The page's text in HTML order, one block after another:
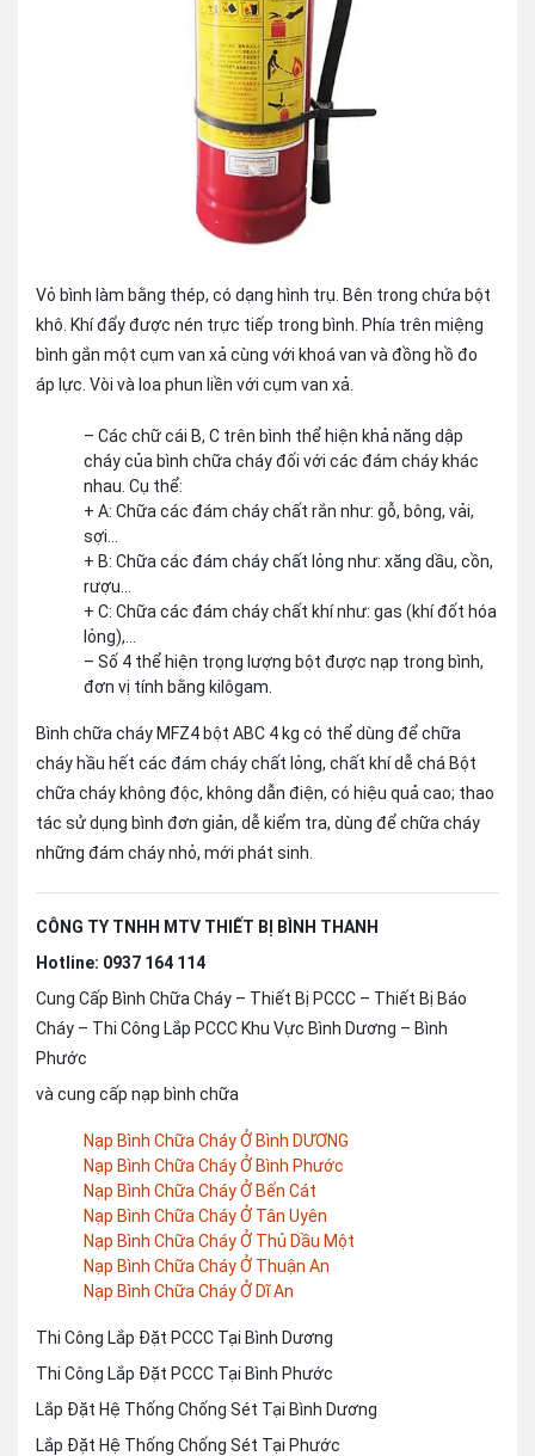
Vỏ bình làm bằng thép, có dạng hình trụ. Bên trong chứa bột
khô. Khí đẩy được nén trực tiếp trong bình. Phía trên miệng
bình gắn một cụm van xả cùng với khoá van và đồng hồ đo
áp lực. Vòi và loa phun liền với cụm van xả.
– Các chữ cái B, C trên bình thể hiện khả năng dập
cháy của bình chữa cháy đối với các đám cháy khác
nhau. Cụ thể:
+ A: Chữa các đám cháy chất rắn như: gỗ, bông, vải,
sợi…
+ B: Chữa các đám cháy chất lỏng như: xăng dầu, cồn,
rượu…
+ C: Chữa các đám cháy chất khí như: gas (khí đốt hóa
lỏng),…
– Số 4 thể hiện trọng lượng bột được nạp trong bình,
đơn vị tính bằng kilôgam.
Bình chữa cháy MFZ4 bột ABC 4 kg có thể dùng để chữa
cháy hầu hết các đám cháy chất lỏng, chất khí dễ chá Bột
chữa cháy không độc, không dẫn điện, có hiệu quả cao; thao
tác sử dụng bình đơn giản, dễ kiểm tra, dùng để chữa cháy
những đám cháy nhỏ, mới phát sinh.
CÔNG TY TNHH MTV THIẾT BỊ BÌNH THANH
Hotline: 0937 164 114
Cung Cấp Bình Chữa Cháy – Thiết Bị PCCC – Thiết Bị Báo
Cháy – Thi Công Lắp PCCC Khu Vực Bình Dương – Bình
Phước
và cung cấp nạp bình chữa
Nạp Bình Chữa Cháy Ở Bình DƯƠNG
Nạp Bình Chữa Cháy Ở Bình Phước
Nạp Bình Chữa Cháy Ở Bến Cát
Nạp Bình Chữa Cháy Ở Tân Uyên
Nạp Bình Chữa Cháy Ở Thủ Dầu Một
Nạp Bình Chữa Cháy Ở Thuận An
Nạp Bình Chữa Cháy Ở Dĩ An
Thi Công Lắp Đặt PCCC Tại Bình Dương
Thi Công Lắp Đặt PCCC Tại Bình Phước
Lắp Đặt Hệ Thống Chống Sét Tại Bình Dương
Lắp Đặt Hệ Thống Chống Sét Tại Phước